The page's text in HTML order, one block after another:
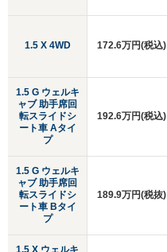
1.5 X 4WD
1.5 G ウェルキ
ャブ 助手席回
転スライドシ
ート車 Aタイ
プ
1.5 G ウェルキ
ャブ 助手席回
転スライドシ
ート車 Bタイ
プ
1.5 X ウェルキ
172.6万円(税込)
192.6万円(税込)
189.9万円(税抜)